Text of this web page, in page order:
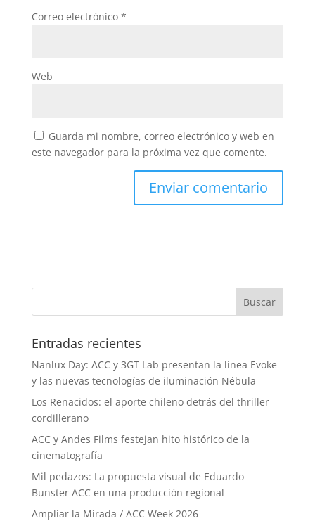
Correo electrónico *
Web
Guarda mi nombre, correo electrónico y web en
este navegador para la próxima vez que comente.
Entradas recientes
Nanlux Day: ACC y 3GT Lab presentan la línea Evoke
y las nuevas tecnologías de iluminación Nébula
Los Renacidos: el aporte chileno detrás del thriller
cordillerano
ACC y Andes Films festejan hito histórico de la
cinematografía
Mil pedazos: La propuesta visual de Eduardo
Bunster ACC en una producción regional
Ampliar la Mirada / ACC Week 2026